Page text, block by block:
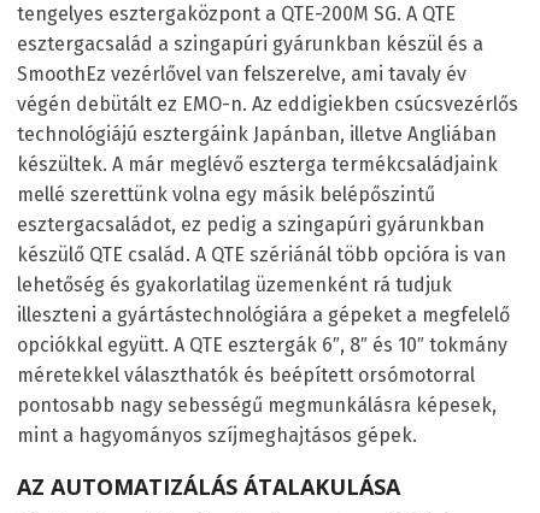
tengelyes esztergaközpont a QTE-200M SG. A QTE
esztergacsalád a szingapúri gyárunkban készül és a
SmoothEz vezérlővel van felszerelve, ami tavaly év
végén debütált ez EMO-n. Az eddigiekben csúcsvezérlős
technológiájú esztergáink Japánban, illetve Angliában
készültek. A már meglévő eszterga termékcsaládjaink
mellé szerettünk volna egy másik belépőszintű
esztergacsaládot, ez pedig a szingapúri gyárunkban
készülő QTE család. A QTE szériánál több opcióra is van
lehetőség és gyakorlatilag üzemenként rá tudjuk
illeszteni a gyártástechnológiára a gépeket a megfelelő
opciókkal együtt. A QTE esztergák 6″, 8″ és 10″ tokmány
méretekkel választhatók és beépített orsómotorral
pontosabb nagy sebességű megmunkálásra képesek,
mint a hagyományos szíjmeghajtásos gépek.
AZ AUTOMATIZÁLÁS ÁTALAKULÁSA